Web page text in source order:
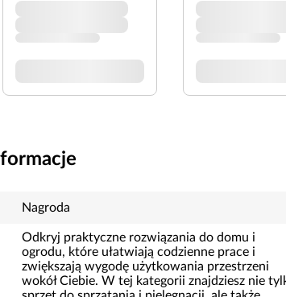
Nagroda
Odkryj praktyczne rozwiązania do domu i
ogrodu, które ułatwiają codzienne prace i
zwiększają wygodę użytkowania przestrzeni
wokół Ciebie. W tej kategorii znajdziesz nie